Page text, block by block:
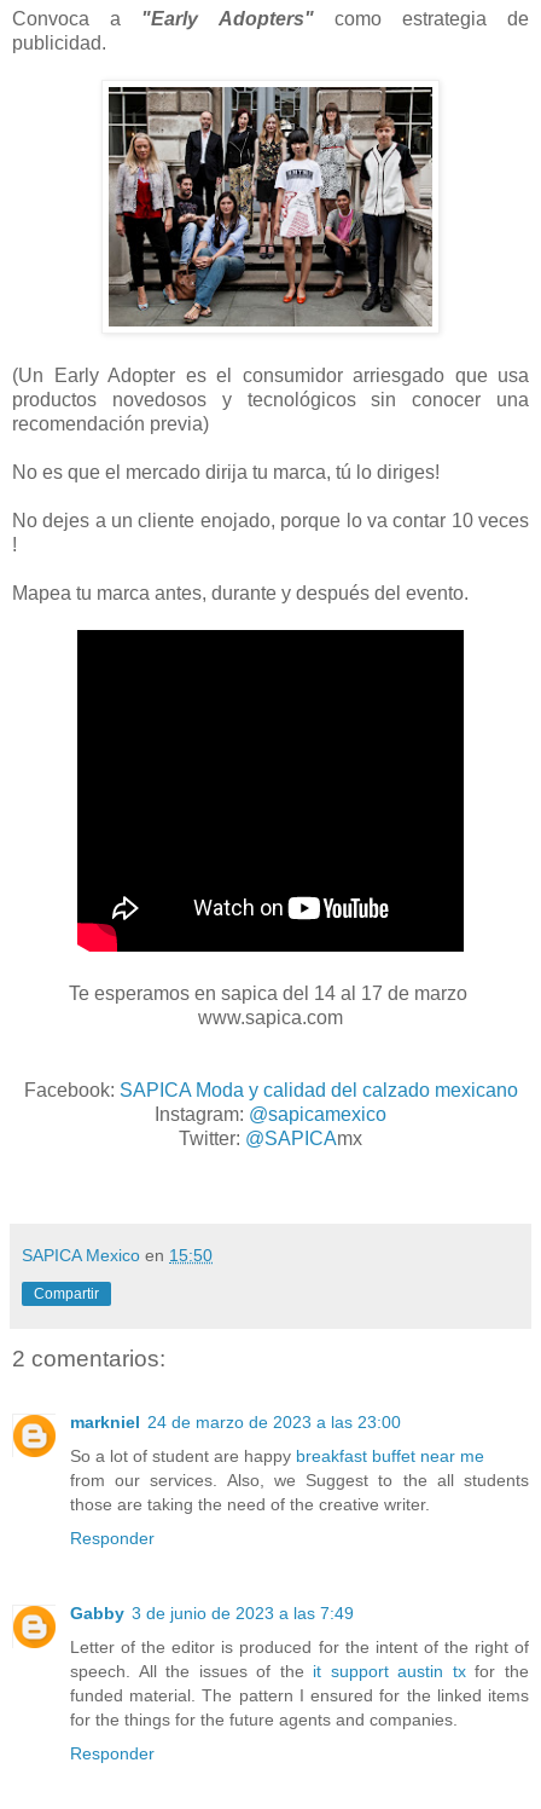
Convoca a "Early Adopters"como estrategia de
publicidad.
(Un Early Adopter es el consumidor arriesgado que usa
productos novedosos y tecnológicos sin conocer una
recomendación previa)
No es que el mercado dirija tu marca, tú lo diriges!
No dejes a un cliente enojado, porque lo va contar 10 veces
!
Mapea tu marca antes, durante y después del evento.
Te esperamos en sapica del 14 al 17 de marzo
www.sapica.com
Facebook: SAPICA Moda y calidad del calzado mexicano
Instagram: @sapicamexico
Twitter: @SAPICAmx
SAPICA Mexico en 15:50
Compartir
2 comentarios:
markniel 24 de marzo de 2023 a las 23:00
So a lot of student are happy breakfast buffet near me
from our services. Also, we Suggest to the all students
those are taking the need of the creative writer.
Responder
Gabby 3 de junio de 2023 a las 7:49
Letter of the editor is produced for the intent of the right of
speech. All the issues of the it support austin txfor the
funded material. The pattern I ensured for the linked items
for the things for the future agents and companies.
Responder